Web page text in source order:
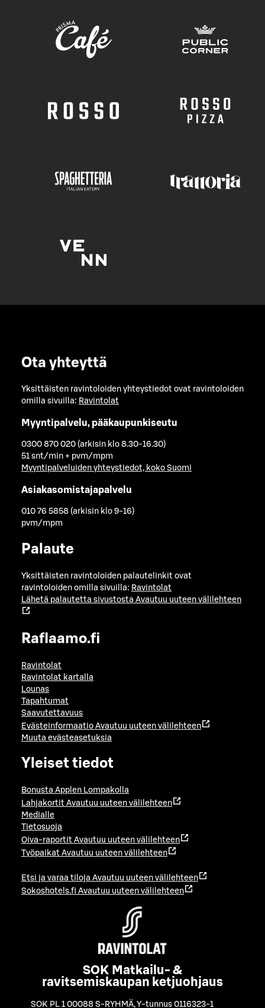
Ota yhteyttä
Yksittäisten ravintoloiden yhteystiedot ovat ravintoloiden
omilla sivuilla: Ravintolat
Myyntipalvelu, pääkaupunkiseutu
0300 870 020 (arkisin klo 8.30-16.30)
51 snt/min + pvm/mpm
Myyntipalveluiden yhteystiedot, koko Suomi
Asiakasomistajapalvelu
010 76 5858 (arkisin klo 9-16)
pvm/mpm
Palaute
Yksittäisten ravintoloiden palautelinkit ovat
ravintoloiden omilla sivuilla: Ravintolat
Lähetä palautetta sivustosta Avautuu uuteen välilehteen
Raflaamo.fi
Ravintolat
Ravintolat kartalla
Lounas
Tapahtumat
Saavutettavuus
Evästeinformaatio Avautuu uuteen välilehteen
Muuta evästeasetuksia
Yleiset tiedot
Bonusta Applen Lompakolla
Lahjakortit Avautuu uuteen välilehteen
Medialle
Tietosuoja
Oiva-raportit Avautuu uuteen välilehteen
Työpaikat Avautuu uuteen välilehteen
Etsi ja varaa tiloja Avautuu uuteen välilehteen
Sokoshotels.fi Avautuu uuteen välilehteen
SOK Matkailu- &
ravitsemiskaupan ketjuohjaus
SOK PL 1 00088 S-RYHMÄ,Y-tunnus 0116323-1